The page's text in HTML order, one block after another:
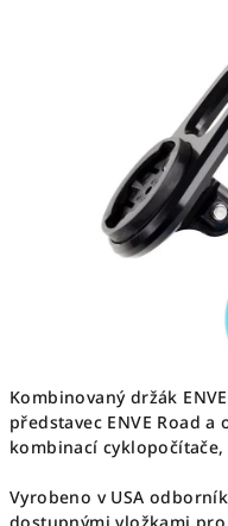
Kombinovaný držák
představec ENVE Road
kombinací
Vyrobeno v USA